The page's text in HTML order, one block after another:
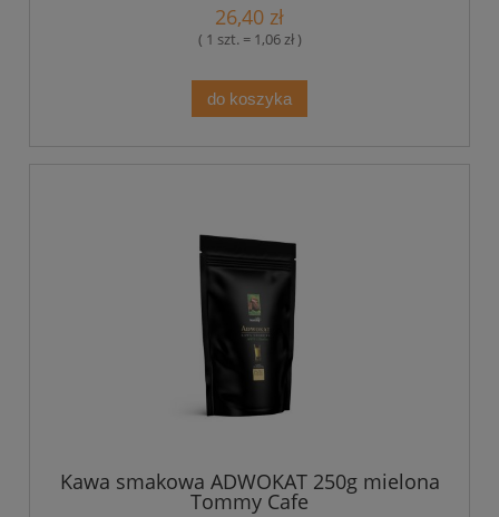
26,40 zł
( 1 szt. = 1,06 zł )
do koszyka
Kawa smakowa ADWOKAT 250g mielona
Tommy Cafe